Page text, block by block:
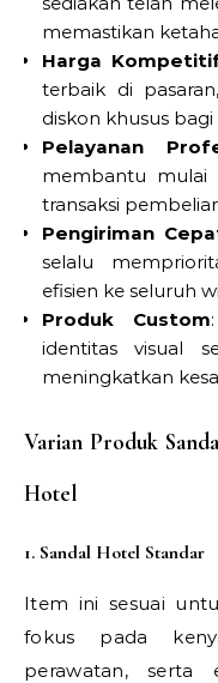
memastikan
Harga
terbaik di
diskon khusus
Pelayanan
membantu mulai
transaksi
Pengiriman
selalu
efisien ke seluruh
Produk Custom
identitas visual
meningkatkan
Varian Produk
Hotel
1. Sandal Hotel Standar
Item ini sesuai
fokus pada
perawatan, serta